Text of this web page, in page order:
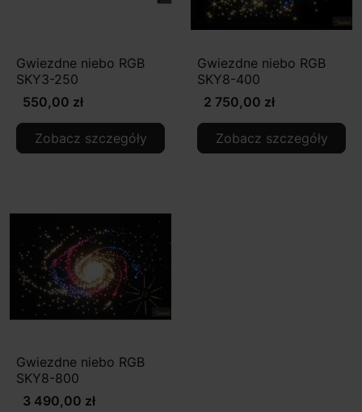
Gwiezdne niebo RGB
SKY3-250
550,00 zł
Zobacz szczegóły
Gwiezdne niebo RGB
SKY8-400
2 750,00 zł
Zobacz szczegóły
Gwiezdne niebo RGB
SKY8-800
3 490,00 zł